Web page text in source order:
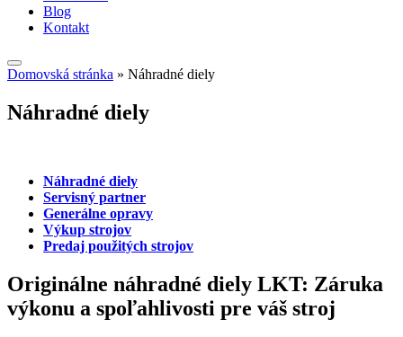
Blog
Kontakt
Domovská stránka » Náhradné diely
Náhradné diely
Náhradné diely
Servisný partner
Generálne opravy
Výkup strojov
Predaj použitých strojov
Originálne náhradné diely LKT: Záruka
výkonu a spoľahlivosti pre váš stroj